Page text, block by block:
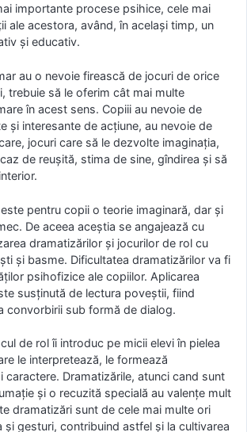
importante procese psihice, cele mai
ale acestora, având, în acelaşi timp, un
şi educativ.
au o nevoie firească de jocuri de orice
trebuie să le oferim cât mai multe
în acest sens. Copiii au nevoie de
și interesante de acțiune, au nevoie de
jocuri care să le dezvolte imaginația,
de reușită, stima de sine, gîndirea și să
pentru copii o teorie imaginară, dar și
De aceea aceștia se angajează cu
dramatizărilor și jocurilor de rol cu
și basme. Dificultatea dramatizărilor va fi
psihofizice ale copiilor. Aplicarea
susținută de lectura poveștii, fiind
convorbirii sub formă de dialog.
de rol îi introduc pe micii elevi în pielea
le interpretează, le formează
Dramatizările, atunci cand sunt
şi o recuzită specială au valenţe mult
dramatizări sunt de cele mai multe ori
şi gesturi, contribuind astfel şi la cultivarea